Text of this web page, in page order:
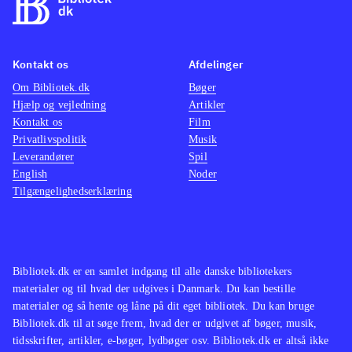
ikke spilbart men består kun af
mellemsekvenserne fra spillet.
og selve spillet er forbedret og med
mere indhold
Spilserien "Final Fantasy" er en af de
mest populære indenfor genren, i
både Vesten og Østen men ellers har
Sony efterhånden genudgivet flere af
de ældre PS2-klassikere i serien
and Daxter trilogy.
God opdatering af en spilklassiker
med mere indhold og flottere grafik,
stadig med småproblemer i spillet
Bibliotek.dk er en samlet indgang til alle danske bibliotekers
materialer og til hvad der udgives i Danmark. Du kan bestille
materialer og så hente og låne på dit eget bibliotek. Du kan bruge
Bibliotek.dk til at søge frem, hvad der er udgivet af bøger, musik,
tidsskrifter, artikler, e-bøger, lydbøger osv. Bibliotek.dk er altså ikke
Kontakt os
Om Bibliotek.dk
Hjælp og vejledning
Kontakt os
Privatlivspolitik
Leverandører
English
Tilgængelighedserklæring
Afdelinger
Bøger
Artikler
Film
Musik
Spil
Noder